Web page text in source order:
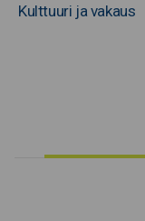
Kulttuuri ja vakaus